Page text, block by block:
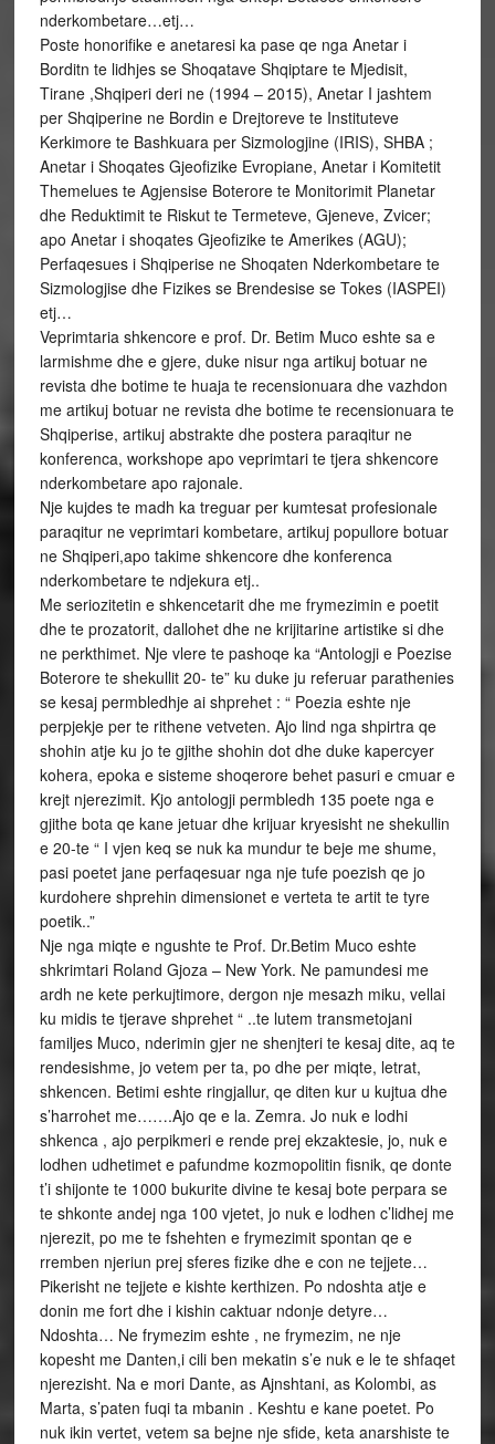
nderkombetare…etj…
Poste honorifike e anetaresi ka pase qe nga Anetar i
Borditn te lidhjes se Shoqatave Shqiptare te Mjedisit,
Tirane ,Shqiperi deri ne (1994 – 2015), Anetar I jashtem
per Shqiperine ne Bordin e Drejtoreve te Instituteve
Kerkimore te Bashkuara per Sizmologjine (IRIS), SHBA ;
Anetar i Shoqates Gjeofizike Evropiane, Anetar i Komitetit
Themelues te Agjensise Boterore te Monitorimit Planetar
dhe Reduktimit te Riskut te Termeteve, Gjeneve, Zvicer;
apo Anetar i shoqates Gjeofizike te Amerikes (AGU);
Perfaqesues i Shqiperise ne Shoqaten Nderkombetare te
Sizmologjise dhe Fizikes se Brendesise se Tokes (IASPEI)
etj…
Veprimtaria shkencore e prof. Dr. Betim Muco eshte sa e
larmishme dhe e gjere, duke nisur nga artikuj botuar ne
revista dhe botime te huaja te recensionuara dhe vazhdon
me artikuj botuar ne revista dhe botime te recensionuara te
Shqiperise, artikuj abstrakte dhe postera paraqitur ne
konferenca, workshope apo veprimtari te tjera shkencore
nderkombetare apo rajonale.
Nje kujdes te madh ka treguar per kumtesat profesionale
paraqitur ne veprimtari kombetare, artikuj popullore botuar
ne Shqiperi,apo takime shkencore dhe konferenca
nderkombetare te ndjekura etj..
Me seriozitetin e shkencetarit dhe me frymezimin e poetit
dhe te prozatorit, dallohet dhe ne krijitarine artistike si dhe
ne perkthimet. Nje vlere te pashoqe ka “Antologji e Poezise
Boterore te shekullit 20- te” ku duke ju referuar parathenies
se kesaj permbledhje ai shprehet : “ Poezia eshte nje
perpjekje per te rithene vetveten. Ajo lind nga shpirtra qe
shohin atje ku jo te gjithe shohin dot dhe duke kapercyer
kohera, epoka e sisteme shoqerore behet pasuri e cmuar e
krejt njerezimit. Kjo antologji permbledh 135 poete nga e
gjithe bota qe kane jetuar dhe krijuar kryesisht ne shekullin
e 20-te “ I vjen keq se nuk ka mundur te beje me shume,
pasi poetet jane perfaqesuar nga nje tufe poezish qe jo
kurdohere shprehin dimensionet e verteta te artit te tyre
poetik..”
Nje nga miqte e ngushte te Prof. Dr.Betim Muco eshte
shkrimtari Roland Gjoza – New York. Ne pamundesi me
ardh ne kete perkujtimore, dergon nje mesazh miku, vellai
ku midis te tjerave shprehet “ ..te lutem transmetojani
familjes Muco, nderimin gjer ne shenjteri te kesaj dite, aq te
rendesishme, jo vetem per ta, po dhe per miqte, letrat,
shkencen. Betimi eshte ringjallur, qe diten kur u kujtua dhe
s’harrohet me…….Ajo qe e la. Zemra. Jo nuk e lodhi
shkenca , ajo perpikmeri e rende prej ekzaktesie, jo, nuk e
lodhen udhetimet e pafundme kozmopolitin fisnik, qe donte
t’i shijonte te 1000 bukurite divine te kesaj bote perpara se
te shkonte andej nga 100 vjetet, jo nuk e lodhen c’lidhej me
njerezit, po me te fshehten e frymezimit spontan qe e
rremben njeriun prej sferes fizike dhe e con ne tejjete…
Pikerisht ne tejjete e kishte kerthizen. Po ndoshta atje e
donin me fort dhe i kishin caktuar ndonje detyre…
Ndoshta… Ne frymezim eshte , ne frymezim, ne nje
kopesht me Danten,i cili ben mekatin s’e nuk e le te shfaqet
njerezisht. Na e mori Dante, as Ajnshtani, as Kolombi, as
Marta, s’paten fuqi ta mbanin . Keshtu e kane poetet. Po
nuk ikin vertet, vetem sa bejne nje sfide, keta anarshiste te